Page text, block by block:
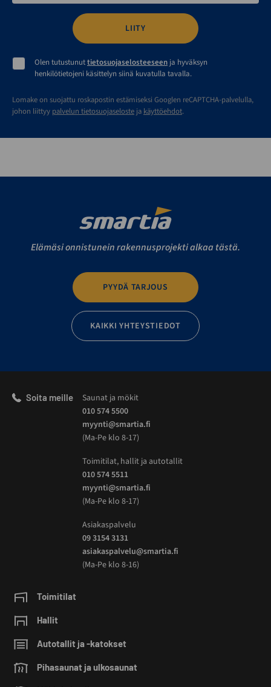
Olen tutustunuttietosuojaselosteeseen ja hyväksyn
henkilötietojeni käsittelyn siinä kuvatulla tavalla.
Lomake on suojattu roskapostin estämiseksi Googlen reCAPTCHA-palvelulla,
johon liittyy palvelun tietosuojaseloste ja käyttöehdot.
Elämäsi onnistunein rakennusprojekti alkaa tästä.
PYYDÄ TARJOUS
KAIKKI YHTEYSTIEDOT
Soita meille
Saunat ja mökit
010 574 5500
myynti@smartia.fi
(Ma-Pe klo 8-17)
Toimitilat, hallit ja autotallit
010 574 5511
myynti@smartia.fi
(Ma-Pe klo 8-17)
Asiakaspalvelu
09 3154 3131
asiakaspalvelu@smartia.fi
(Ma-Pe klo 8-16)
Toimitilat
Hallit
Autotallit ja -katokset
Pihasaunat ja ulkosaunat